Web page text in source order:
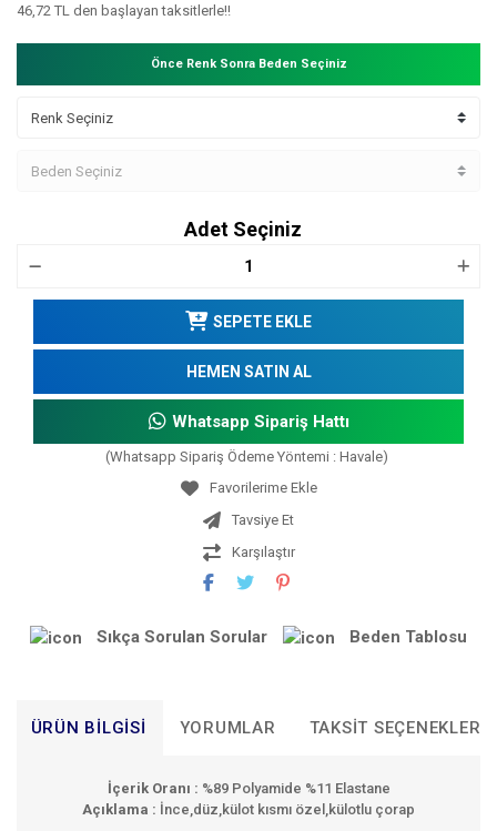
46,72 TL den başlayan taksitlerle!!
Önce Renk Sonra Beden Seçiniz
Adet Seçiniz
SEPETE EKLE
HEMEN SATIN AL
Whatsapp Sipariş Hattı
(Whatsapp Sipariş Ödeme Yöntemi : Havale)
Tavsiye Et
Karşılaştır
Sıkça Sorulan Sorular Beden Tablosu
ÜRÜN BILGISI YORUMLAR TAKSIT SEÇENEKLERI
İçerik Oranı : %89 Polyamide %11 Elastane
Açıklama : İnce,düz,külot kısmı özel,külotlu çorap